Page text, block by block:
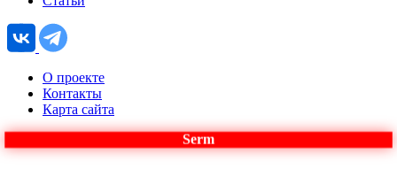
О проекте
Контакты
Карта сайта
Serm